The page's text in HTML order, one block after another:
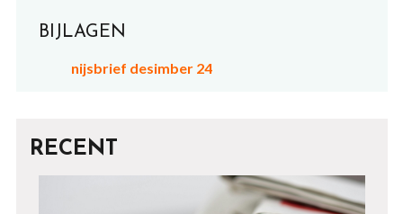
BIJLAGEN
nijsbrief desimber 24
RECENT